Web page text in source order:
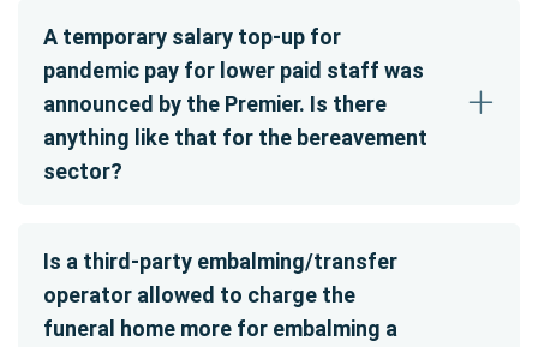
A temporary salary top-up for
pandemic pay for lower paid staff was
announced by the Premier. Is there
anything like that for the bereavement
sector?
Is a third-party embalming/transfer
operator allowed to charge the
funeral home more for embalming a